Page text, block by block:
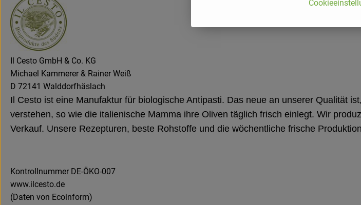
Il Cesto GmbH & Co. KG
Michael Kammerer & Rainer Weiß
D 72141 Walddorfhäslach
Il Cesto ist eine Manufaktur für biologische Antipasti. Das neue an unserer Qualität
verstehen, so wie die italienische Mamma ihre Oliven täglich frisch einlegt. Wir
Verkauf. Unsere Rezepturen, beste Rohstoffe und die wöchentliche frische
Kontrollnummer DE-ÖKO-007
www.ilcesto.de
(Daten von Ecoinform)